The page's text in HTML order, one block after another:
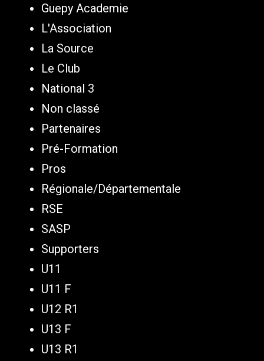
Guepy Academie
L'Association
La Source
Le Club
National 3
Non classé
Partenaires
Pré-Formation
Pros
Régionale/Départementale
RSE
SASP
Supporters
U11
U11 F
U12 R1
U13 F
U13 R1